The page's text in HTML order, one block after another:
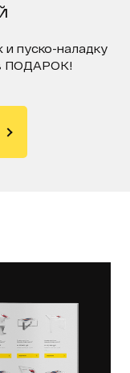
пуско-наладку
ПОДАРОК!